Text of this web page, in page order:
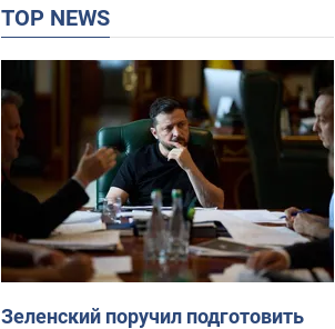
TOP NEWS
Зеленский поручил подготовить